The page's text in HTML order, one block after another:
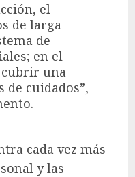
el
de larga
de
en el
una
de cuidados”,
cada vez más
y las